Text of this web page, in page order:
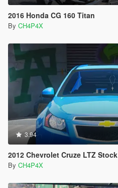
2016 Honda CG 160 Titan
By CH4P4X
3.94
2012 Chevrolet Cruze LTZ Stock
By CH4P4X